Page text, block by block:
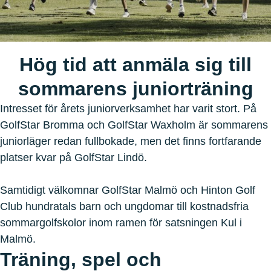
Hög tid att anmäla sig till
sommarens juniorträning
Intresset för årets juniorverksamhet har varit stort. På
GolfStar Bromma och GolfStar Waxholm är sommarens
juniorläger redan fullbokade, men det finns fortfarande
platser kvar på GolfStar Lindö.
Samtidigt välkomnar GolfStar Malmö och Hinton Golf
Club hundratals barn och ungdomar till kostnadsfria
sommargolfskolor inom ramen för satsningen Kul i
Malmö.
Träning, spel och